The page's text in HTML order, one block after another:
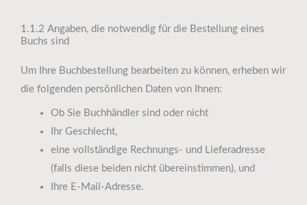
1.1.2 Angaben, die notwendig für die Bestellung eines
Buchs sind
Um Ihre Buchbestellung bearbeiten zu können, erheben wir
die folgenden persönlichen Daten von Ihnen:
Ob Sie Buchhändler sind oder nicht
Ihr Geschlecht,
eine vollständige Rechnungs- und Lieferadresse
(falls diese beiden nicht übereinstimmen), und
Ihre E-Mail-Adresse.